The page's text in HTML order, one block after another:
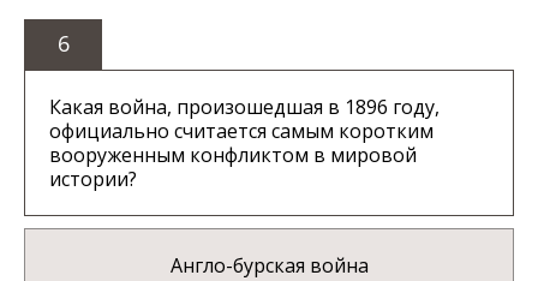
6
Какая война, произошедшая в 1896 году,
официально считается самым коротким
вооруженным конфликтом в мировой
истории?
Англо-бурская война